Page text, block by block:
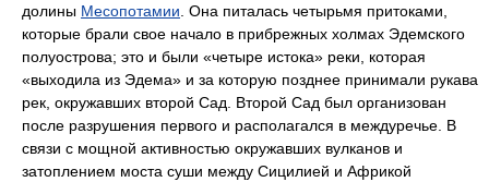
долины Месопотамии. Она питалась четырьмя притоками,
которые брали свое начало в прибрежных холмах Эдемского
полуострова; это и были «четыре истока» реки, которая
«выходила из Эдема» и за которую позднее принимали рукава
рек, окружавших второй Сад. Второй Сад был организован
после разрушения первого и располагался в междуречье. В
связи с мощной активностью окружавших вулканов и
затоплением моста суши между Сицилией и Африкой